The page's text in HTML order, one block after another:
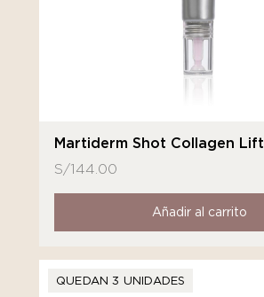
Martiderm Shot Collagen Lift
S/144.00
Añadir al carrito
QUEDAN 3 UNIDADES